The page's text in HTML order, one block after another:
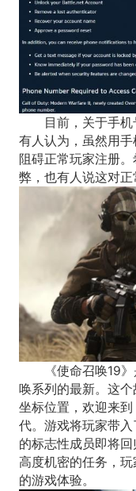
目前，关于手机
有人认为，虽然用
阻碍正常玩家注册
弊，也有人说这对正
《使命召唤19
唤系列的最新。这
坐标位置，欢迎来
代。游戏将玩家带
的标志性成员即将
高度机密的任务，
的游戏体验。